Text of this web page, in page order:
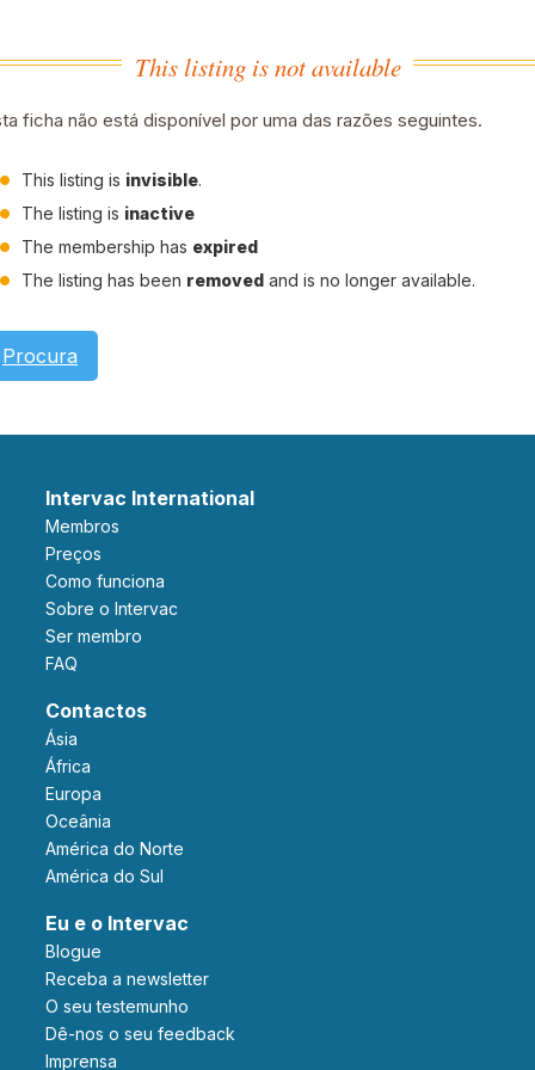
This listing is not available
ficha não está disponível por uma das razões seguintes.
This listing is invisible.
The listing is inactive
The membership has expired
The listing has been removed and is no longer available.
Procura
Intervac International
Membros
Preços
Como funciona
Sobre o Intervac
Ser membro
FAQ
Contactos
Ásia
África
Europa
Oceânia
América do Norte
América do Sul
Eu e o Intervac
Blogue
Receba a newsletter
O seu testemunho
Dê-nos o seu feedback
Imprensa